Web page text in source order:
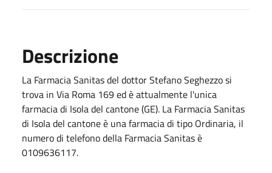
Descrizione
La Farmacia Sanitas del dottor Stefano Seghezzo si
trova in Via Roma 169 ed è attualmente l'unica
farmacia di Isola del cantone (GE). La Farmacia Sanitas
di Isola del cantone è una farmacia di tipo Ordinaria, il
numero di telefono della Farmacia Sanitas è
0109636117.